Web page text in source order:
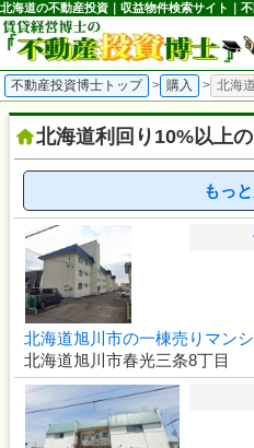
北海道の不動産投資｜収益物件検索サイト｜
不動産投資博士トップ > 購入 > 北海
北海道利回り10%以上
もっ
北海道旭川市の一棟売りマン
北海道旭川市春光三条8丁目